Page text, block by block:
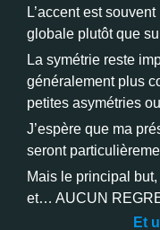
L’accent est
globale plutôt que
La symétrie reste
généralement plus
petites asymétries
J’espère que ma
seront
Mais le principal
et… AUCUN
Et